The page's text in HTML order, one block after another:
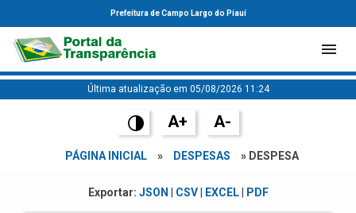
Prefeitura de Campo Largo do Piauí
Última atualização em 05/08/2026 11:24
A+ A-
PÁGINA INICIAL » DESPESAS » DESPESA
Exportar: JSON CSV| EXCEL| PDF